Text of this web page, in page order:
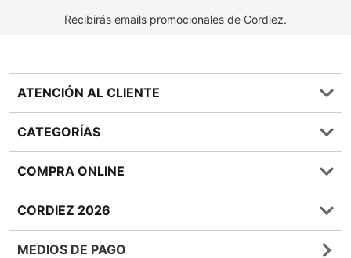
Recibirás emails promocionales de Cordiez.
ATENCIÓN AL CLIENTE
Preguntas frecuentes
0810 555 1970
Términos y condiciones
Política de Devoluciones
Bases y Condiciones de Sorteos
CATEGORÍAS
Bebidas
Lácteos
COMPRA ONLINE
Métodos de entrega
CORDIEZ 2026
MEDIOS DE PAGO